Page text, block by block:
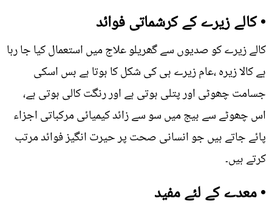
• کالے زیرے کے کرشماتی فوائد
کالے زیرے کو صدیوں سے گھریلو علاج میں استعمال کیا جا رہا
ہے کالا زیرہ ،عام زیرے ہی کی شکل کا ہوتا ہے بس اسکی
جسامت چھوٹی اور پتلی ہوتی ہے اور رنگت کالی ہوتی ہے،
اس چھوٹے سے بیج میں سو سے زائد کیمیائی مرکباتی اجزاء
پائے جاتے ہیں جو انسانی صحت پر حیرت انگیز فوائد مرتب
کرتے ہیں۔
• معدے کے لئے مفید